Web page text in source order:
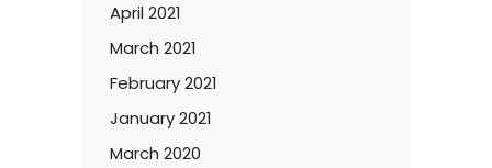
April 2021
March 2021
February 2021
January 2021
March 2020